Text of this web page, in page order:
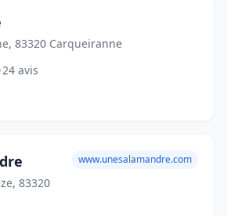
83320 Carqueiranne
24 avis
83320
www.unesalamandre.com